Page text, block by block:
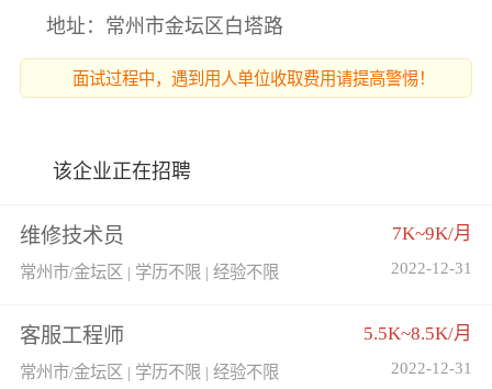
地址：常州市金坛区白塔路
面试过程中，遇到用人单位收取费用请提高警惕！
该企业正在招聘
维修技术员 7K~9K/月
常州市/金坛区 | 学历不限 | 经验不限 2022-12-31
客服工程师 5.5K~8.5K/月
常州市/金坛区 | 学历不限 | 经验不限 2022-12-31